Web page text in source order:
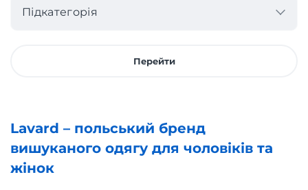
Підкатегорія
Перейти
Lavard – польський бренд
вишуканого одягу для чоловіків та
жінок